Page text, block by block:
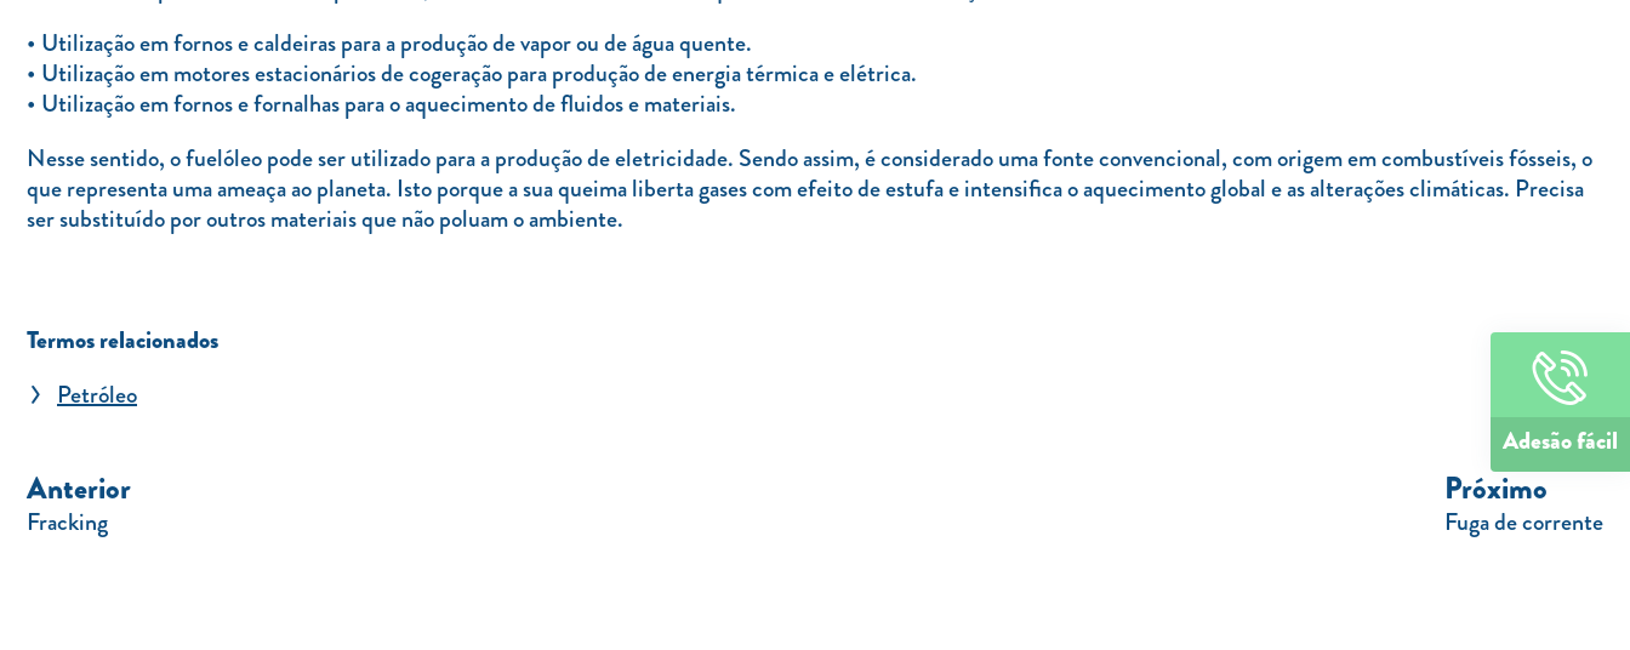
Utilização em fornos e caldeiras para a produção de vapor ou de água quente.
Utilização em motores estacionários de cogeração para produção de energia térmica e elétrica.
Utilização em fornos e fornalhas para o aquecimento de fluidos e materiais.
Nesse sentido, o fuelóleo pode ser utilizado para a produção de eletricidade. Sendo assim, é considerado uma fonte convencional, com origem em combustíveis fósseis, o
que representa uma ameaça ao planeta. Isto porque a sua queima liberta gases com efeito de estufa e intensifica o aquecimento global e as alterações climáticas. Precisa
ser substituído por outros materiais que não poluam o ambiente.
Termos relacionados
Petróleo
Anterior
Fracking
Próximo
Fuga de corrente
Adesão fácil